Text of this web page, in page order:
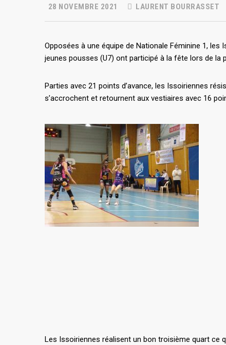
28 NOVEMBRE 2021 LAURENT BOURRASSET
Opposées à une équipe de Nationale Féminine 1,
jeunes pousses (U7) ont participé à la fête lors de la
Parties avec 21 points d’avance, les Issoiriennes
s’accrochent et retournent aux vestiaires avec 16
Les Issoiriennes réalisent un bon troisième quart ce